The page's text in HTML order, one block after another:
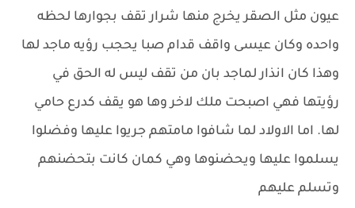
عيون مثل الصقر يخرج منها شرار تقف بجوارها لحظه
واحده وكان عيسى واقف قدام صبا يحجب رؤيه ماجد لها
وهذا كان انذار لماجد بان من تقف ليس له الحق في
رؤيتها فهي اصبحت ملك لاخر وها هو يقف كدرع حامي
لها. اما الاولاد لما شافوا مامتهم جريوا عليها وفضلوا
يسلموا عليها ويحضنوها وهي كمان كانت بتحضنهم
وتسلم عليهم